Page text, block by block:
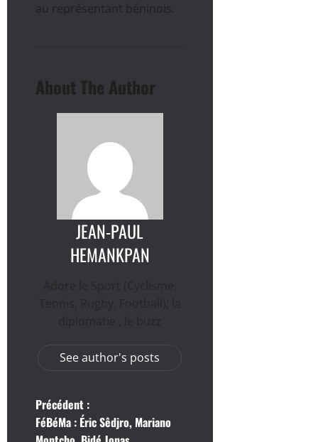
au représentant béninois.
About The Author
JEAN-PAUL
HEMANKPAN
See author's posts
N
Précédent :
FéBéMa : Éric Sêdjro, Mariano